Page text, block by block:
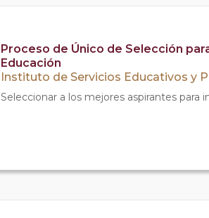
Proceso de Único de Selección
Educación
Instituto de Servicios Educativos y
Seleccionar a los mejores aspirantes para